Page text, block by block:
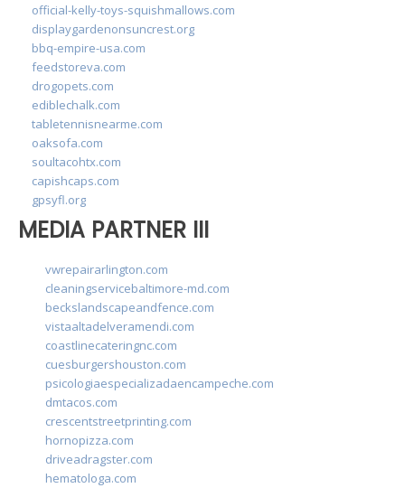
official-kelly-toys-squishmallows.com
displaygardenonsuncrest.org
bbq-empire-usa.com
feedstoreva.com
drogopets.com
ediblechalk.com
tabletennisnearme.com
oaksofa.com
soultacohtx.com
capishcaps.com
gpsyfl.org
MEDIA PARTNER III
vwrepairarlington.com
cleaningservicebaltimore-md.com
beckslandscapeandfence.com
vistaaltadelveramendi.com
coastlinecateringnc.com
cuesburgershouston.com
psicologiaespecializadaencampeche.com
dmtacos.com
crescentstreetprinting.com
hornopizza.com
driveadragster.com
hematologa.com